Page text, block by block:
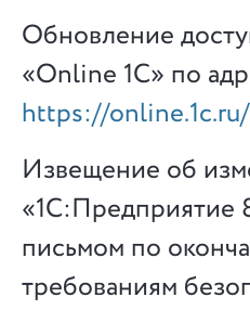
Обновление
«Online 1C» по
https://
Извещение об
«1С:Предприятие
письмом по
требованиям